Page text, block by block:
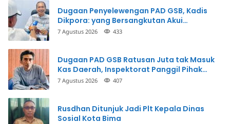
Dugaan Penyelewengan PAD GSB, Kadis
Dikpora: yang Bersangkutan Akui
Perbuatannya dan Siap Mengembalikan
7 Agustus 2026 433
Dugaan PAD GSB Ratusan Juta tak Masuk
Kas Daerah, Inspektorat Panggil Pihak
Terkait
7 Agustus 2026 407
Rusdhan Ditunjuk Jadi Plt Kepala Dinas
Sosial Kota Bima